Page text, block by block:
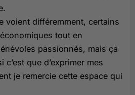
voient différemment, certains
tout en
passionnés, mais ça
c’est que d’exprimer mes
je remercie cette espace qui